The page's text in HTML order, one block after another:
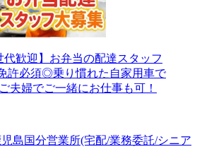
代歓迎】お弁当の配達スタッフ
許必須◎乗り慣れた自家用車で
夫婦でご一緒にお仕事も可！
島国分営業所(宅配/業務委託/シニア